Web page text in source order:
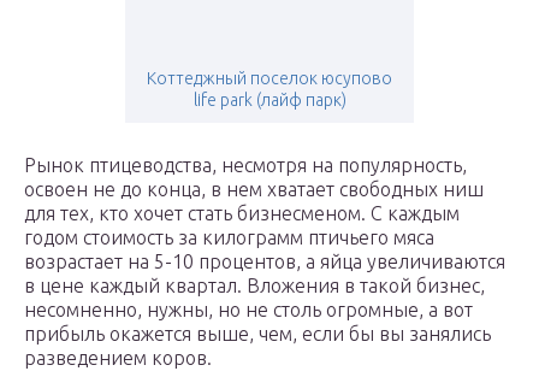
Коттеджный поселок юсупово
life park (лайф парк)
Рынок птицеводства, несмотря на популярность,
освоен не до конца, в нем хватает свободных ниш
для тех, кто хочет стать бизнесменом. С каждым
годом стоимость за килограмм птичьего мяса
возрастает на 5-10 процентов, а яйца увеличиваются
в цене каждый квартал. Вложения в такой бизнес,
несомненно, нужны, но не столь огромные, а вот
прибыль окажется выше, чем, если бы вы занялись
разведением коров.